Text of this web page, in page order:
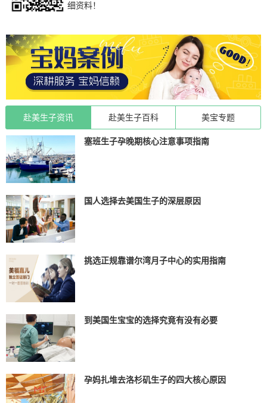
细资料！
赴美生子资讯 赴美生子百科 美宝专题
塞班生子孕晚期核心注意事项指南
国人选择去美国生子的深层原因
挑选正规靠谱尔湾月子中心的实用指南
到美国生宝宝的选择究竟有没有必要
孕妈扎堆去洛杉矶生子的四大核心原因